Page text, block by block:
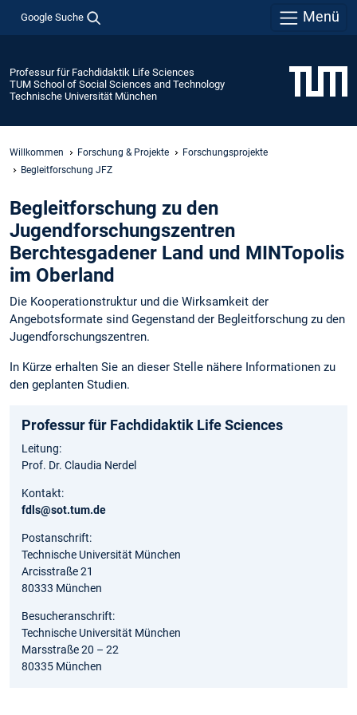
Google Suche Menü
Professur für Fachdidaktik Life Sciences
TUM School of Social Sciences and Technology
Technische Universität München
Willkommen Forschung & Projekte
Forschungsprojekte
Begleitforschung JFZ
Begleitforschung zu den
Jugendforschungszentren
Berchtesgadener Land und MINTopolis
im Oberland
Die Kooperationstruktur und die Wirksamkeit der
Angebotsformate sind Gegenstand der Begleitforschung zu den
Jugendforschungszentren.
In Kürze erhalten Sie an dieser Stelle nähere Informationen zu
den geplanten Studien.
Professur für Fachdidaktik Life Sciences
Leitung:
Prof. Dr. Claudia Nerdel
Kontakt:
fdls@sot.tum.de
Postanschrift:
Technische Universität München
Arcisstraße 21
80333 München
Besucheranschrift:
Technische Universität München
Marsstraße 20 – 22
80335 München